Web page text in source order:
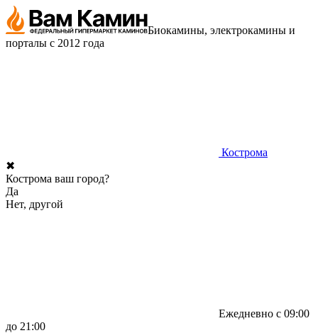
Биокамины, электрокамины и
порталы с 2012 года
Кострома
✖
Кострома ваш город?
Да
Нет, другой
Ежедневно с 09:00
до 21:00